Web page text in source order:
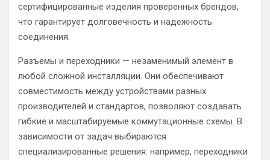
сертифицированные изделия проверенных брендов,
что гарантирует долговечность и надежность
соединения.
Разъемы и переходники — незаменимый элемент в
любой сложной инсталляции. Они обеспечивают
совместимость между устройствами разных
производителей и стандартов, позволяют создавать
гибкие и масштабируемые коммутационные схемы. В
зависимости от задач выбираются
специализированные решения: например, переходники